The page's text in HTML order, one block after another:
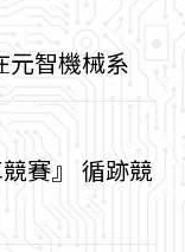
元智機械系
賽』 循跡競